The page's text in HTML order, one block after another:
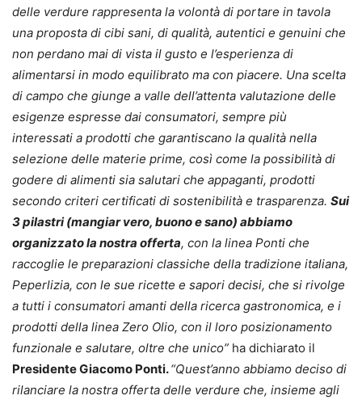
delle verdure rappresenta la volontà di portare in tavola
una proposta di cibi sani, di qualità, autentici e genuini che
non perdano mai di vista il gusto e l’esperienza di
alimentarsi in modo equilibrato ma con piacere. Una scelta
di campo che giunge a valle dell’attenta valutazione delle
esigenze espresse dai consumatori, sempre più
interessati a prodotti che garantiscano la qualità nella
selezione delle materie prime, così come la possibilità di
godere di alimenti sia salutari che appaganti, prodotti
secondo criteri certificati di sostenibilità e trasparenza. Sui
3 pilastri (mangiar vero, buono e sano) abbiamo
organizzato la nostra offerta, con la linea Ponti che
raccoglie le preparazioni classiche della tradizione italiana,
Peperlizia, con le sue ricette e sapori decisi, che si rivolge
a tutti i consumatori amanti della ricerca gastronomica, e i
prodotti della linea Zero Olio, con il loro posizionamento
funzionale e salutare, oltre che unico” ha dichiarato il
Presidente Giacomo Ponti.“Quest’anno abbiamo deciso di
rilanciare la nostra offerta delle verdure che, insieme agli